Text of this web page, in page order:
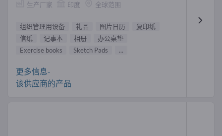
生产厂家 印度 全球范围
组织管理用设备 礼品 图片日历
复印纸
信纸
记事本 相册
办公桌垫
Exercise books
Sketch Pads ...
更多信息-
该供应商的产品